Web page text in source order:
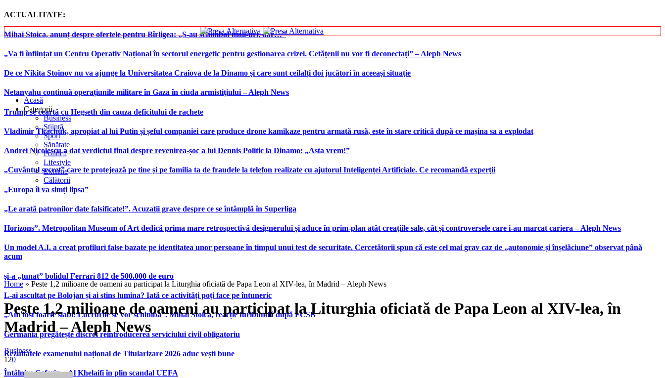
ACTUALITATE:
Mihai Stoica, anunț despre ofertele pentru Bîrligea: „S-au schimbat mail-uri, dar…”
„Va fi înființat un Centru Operativ Național în sectorul energetic pentru gestionarea crizei. Cetățenii nu vor fi deconectați” – Aleph News
De ce Nikita Stoinov nu va ajunge la Universitatea Craiova de la Dinamo și care sunt ceilalți doi jucători în aceeași situație
Netanyahu continuă operațiunile militare în Gaza în ciuda armistițiului – Aleph News
Trump se ceartă cu Hegseth din cauza deficitului de rachete
Vladimir Tkachuk, apropiat al lui Putin și șeful companiei care produce drone kamikaze pentru armată rusă, este în stare critică după ce mașina sa a explodat
Andrei Nicolescu a dat verdictul final despre revenirea-șoc a lui Dennis Politic la Dinamo: „Asta vrem!”
„Cuvântul secret” care te protejează pe tine și pe familia ta de fraudele la telefon realizate cu ajutorul Inteligenței Artificiale. Ce recomandă experții
„Europa îi va simți lipsa”
„Le arată patronilor date falsificate!”. Acuzații grave despre ce se întâmplă în Superliga
Horizons”. Metropolitan Museum of Art dedică prima mare retrospectivă designerului și aduce în prim-plan atât creațiile sale, cât și controversele care i-au marcat cariera – Aleph News
Un model A.I. a creat profiluri false bazate pe identitatea unor persoane în timpul unui test de securitate. Cercetătorii spun că este cel mai grav caz de „autonomie și înșelăciune” observat până
acum
și-a „tunat” bolidul Ferrari 812 de 500.000 de euro
L-ai ascultat pe Bolojan și ai stins lumina? Iată ce activități poți face pe întuneric
„Am fost foarte slabi! Lucrurile se vor schimba”. Mihai Stoica, reacție furibundă după FCSB
Germania pregătește discret reintroducerea serviciului civil obligatoriu
Rezultatele examenului național de Titularizare 2026 aduc vești bune
Întâlnire Ceferin – Al Khelaifi în plin scandal UEFA
Acasă
Categorii
Business
Știință
Sport
Sănătate
Politică
Lifestyle
Externe
Călătorii
Home » Peste 1,2 milioane de oameni au participat la Liturghia oficiată de Papa Leon al XIV-lea, în Madrid – Aleph News
Peste 1,2 milioane de oameni au participat la Liturghia oficiată de Papa Leon al XIV-lea, în
Madrid – Aleph News
Business
120